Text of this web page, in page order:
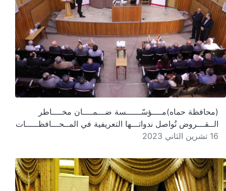
(محافظة حماه)مــــؤسّــــــسة ضـــمــــان مخــــاطر
الــقـــروض تُواصل ندواتـــها التعريفية في المــحـــافظـــــات
16 تشرين الثاني 2023